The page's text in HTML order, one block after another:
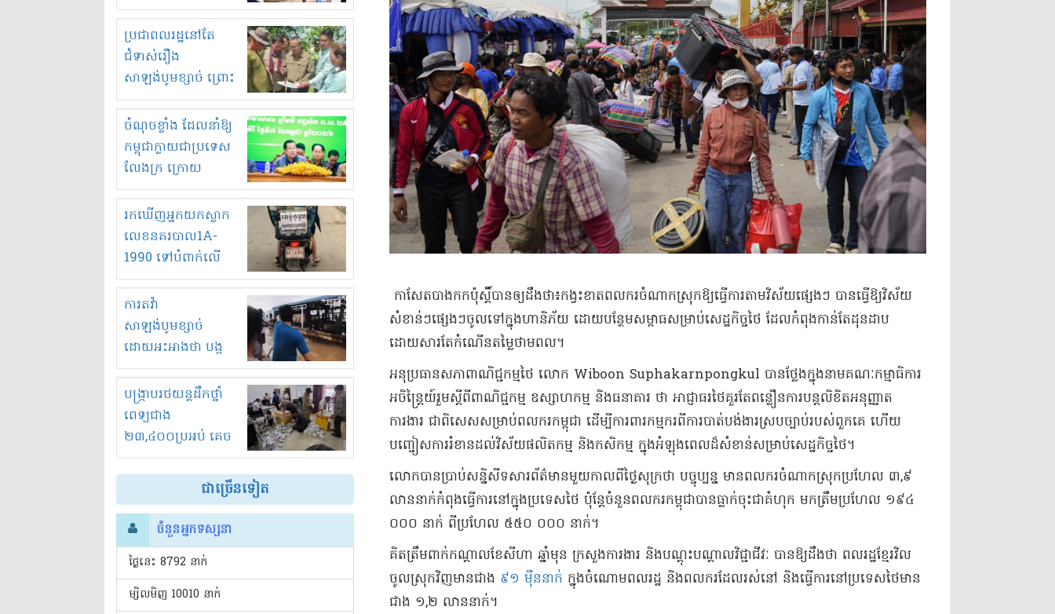
ព្រំដែនភ្នំឌិន និងឈ្មួញ
មួយចំនួនទៀត
កំពង់តែគុបគិតគ្នា
ធ្វើសកម្មភាពរកស៊ីនិង
ស្តុកទំនិញគេចពន្ធ?
ប្រជាពលរដ្ឋនៅតែ
ជំទាស់រឿង
សាឡង់បូមខ្សាច់ ព្រោះ
ខ្លាចបាក់ច្រាំងទៀត!
ចំណុចខ្លាំង ដែលនាំឱ្យ
កម្ពុជាក្លាយជាប្រទេស
លែងក្រ ក្រោយ
ឆ្នាំ២០៣០
រកឃើញអ្នកយកស្លាក
លេខនគរបាល1A-
1990 ទៅបំពាក់លើ
ម៉ូតូរបស់ខ្លួន ដាកផ្លាក
រត់ឌុបហើយ
ការតវ៉ា
សាឡង់បូមខ្សាច់
ដោយអះអាងថា បង្ក
បាក់ច្រាំងទន្លេ និង
រំខានទាំងយប់ទាំងថ្ងៃ
បង្ក្រាបរថយន្តដឹកថ្នាំ
ពេទ្យជាង
២៣,៤០០ប្រអប់ គេច
ពន្ធនិងអត់ច្បាប់នាំ
ចូល!?
ជាច្រើនទៀត
ចំនួនអ្នកទស្សនា
ថ្ងៃនេះ​ 8792 នាក់
ម្សិលមិញ 10010 នាក់
កាសែតបាងកកប៉ុស្តិ៍បានឲ្យដឹងថា៖កង្វះខាតពលករចំណាកស្រុកឱ្យធ្វើការតាមវិស័យផ្សេងៗ បានធ្វើឱ្យវិស័យ
សំខាន់ៗផ្សេងៗចូលទៅក្នុងហានិភ័យ ដោយបន្ថែម​​សម្ពាធ​សម្រាប់សេដ្ឋកិច្ចថៃ ដែលកំពុងកាន់តែដុនដាប
ដោយសារតែកំណើនតម្លៃថាមពល។ ​
អនុប្រធានសភាពាណិជ្ជកម្មថៃ លោក Wiboon Suphakarnpongkul បានថ្លែងក្នុងនាមគណៈកម្មាធិការ​
អចិន្ត្រៃយ៍រួមស្តីពីពាណិជ្ជកម្ម ឧស្សាហកម្ម និងធនាគារ​​​ ថា អាជ្ញាធរថៃគួរតែពន្លឿនការបន្តលិខិតអនុញ្ញាត
ការងារ ជាពិសេសសម្រាប់ពលករកម្ពុជា ដើម្បីការពារកម្មករពីការបាត់បង់ងារ​ស្រប​ច្បាប់របស់ពួកគេ ​ហើយ
បញ្ចៀសការរំខានដល់វិស័យផលិតកម្ម និងកសិកម្ម ក្នុងអំឡុងពេលដ៏សំខាន់សម្រាប់សេដ្ឋកិច្ចថៃ។
លោកបានប្រាប់សន្និសីទសារព័ត៌មាន​មួយកាលពីថ្ងៃសុក្រថា បច្ចុប្បន្ន មានពលករចំណាកស្រុកប្រហែល ៣,៩
លាននាក់កំពុងធ្វើការនៅក្នុងប្រទេសថៃ ប៉ុន្តែចំនួនពលករកម្ពុជាបានធ្លាក់ចុះជាគំហុក មកត្រឹមប្រហែល ១៩៤​
០០០ នាក់ ពីប្រហែល ៥៥០ ០០០ នាក់។
គិតត្រឹមពាក់កណ្ដាលខែសីហា ឆ្នាំមុន ក្រសួងការងារ និង​បណ្តុះបណ្តាលវិជ្ជាជីវៈ​ បាន​ឱ្យដឹងថា ​ពលរដ្ឋខ្មែរវិល
ចូលស្រុកវិញមានជាង ៩១ ម៉ឺននាក់ ក្នុងចំណោមពលរដ្ឋ និងពលករដែលរស់នៅ និងធ្វើការនៅប្រទេសថៃមាន
ជាង ១,២ លាននាក់។